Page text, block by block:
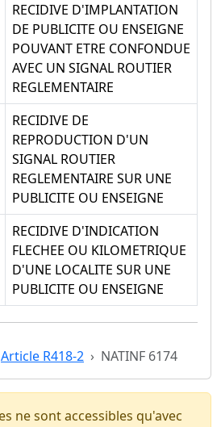
RECIDIVE D'IMPLANTATION
DE PUBLICITE OU ENSEIGNE
POUVANT ETRE CONFONDUE
AVEC UN SIGNAL ROUTIER
REGLEMENTAIRE
RECIDIVE DE
REPRODUCTION D'UN
SIGNAL ROUTIER
REGLEMENTAIRE SUR UNE
PUBLICITE OU ENSEIGNE
RECIDIVE D'INDICATION
FLECHEE OU KILOMETRIQUE
D'UNE LOCALITE SUR UNE
PUBLICITE OU ENSEIGNE
Article R418-2 NATINF 6174
ne sont accessibles qu'avec